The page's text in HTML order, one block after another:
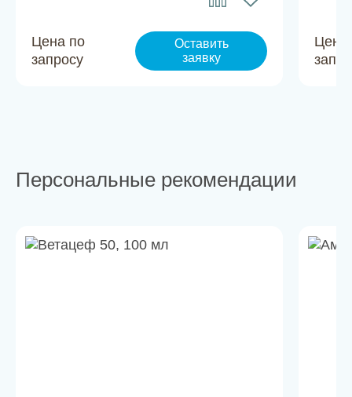
Цена по
запросу
Оставить
заявку
Цена
Персональные рекомендации